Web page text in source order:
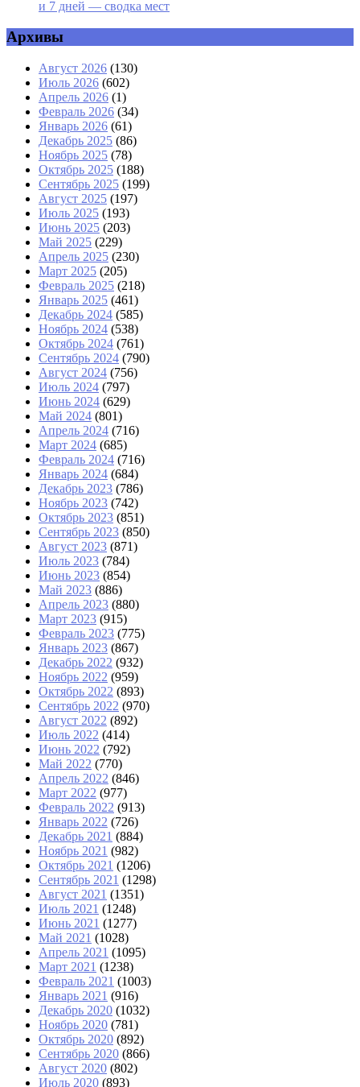
и 7 дней — сводка мест
Архивы
Август 2026 (130)
Июль 2026 (602)
Апрель 2026 (1)
Февраль 2026 (34)
Январь 2026 (61)
Декабрь 2025 (86)
Ноябрь 2025 (78)
Октябрь 2025 (188)
Сентябрь 2025 (199)
Август 2025 (197)
Июль 2025 (193)
Июнь 2025 (203)
Май 2025 (229)
Апрель 2025 (230)
Март 2025 (205)
Февраль 2025 (218)
Январь 2025 (461)
Декабрь 2024 (585)
Ноябрь 2024 (538)
Октябрь 2024 (761)
Сентябрь 2024 (790)
Август 2024 (756)
Июль 2024 (797)
Июнь 2024 (629)
Май 2024 (801)
Апрель 2024 (716)
Март 2024 (685)
Февраль 2024 (716)
Январь 2024 (684)
Декабрь 2023 (786)
Ноябрь 2023 (742)
Октябрь 2023 (851)
Сентябрь 2023 (850)
Август 2023 (871)
Июль 2023 (784)
Июнь 2023 (854)
Май 2023 (886)
Апрель 2023 (880)
Март 2023 (915)
Февраль 2023 (775)
Январь 2023 (867)
Декабрь 2022 (932)
Ноябрь 2022 (959)
Октябрь 2022 (893)
Сентябрь 2022 (970)
Август 2022 (892)
Июль 2022 (414)
Июнь 2022 (792)
Май 2022 (770)
Апрель 2022 (846)
Март 2022 (977)
Февраль 2022 (913)
Январь 2022 (726)
Декабрь 2021 (884)
Ноябрь 2021 (982)
Октябрь 2021 (1206)
Сентябрь 2021 (1298)
Август 2021 (1351)
Июль 2021 (1248)
Июнь 2021 (1277)
Май 2021 (1028)
Апрель 2021 (1095)
Март 2021 (1238)
Февраль 2021 (1003)
Январь 2021 (916)
Декабрь 2020 (1032)
Ноябрь 2020 (781)
Октябрь 2020 (892)
Сентябрь 2020 (866)
Август 2020 (802)
Июль 2020 (893)